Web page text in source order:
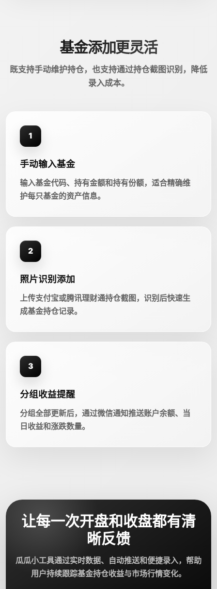
基金添加更灵活
既支持手动维护持仓，也支持通过持仓截图识别，降低
录入成本。
1
手动输入基金
输入基金代码、持有金额和持有份额，适合精确维
护每只基金的资产信息。
2
照片识别添加
上传支付宝或腾讯理财通持仓截图，识别后快速生
成基金持仓记录。
3
分组收益提醒
分组全部更新后，通过微信通知推送账户余额、当
日收益和涨跌数量。
让每一次开盘和收盘都有清
晰反馈
瓜瓜小工具通过实时数据、自动推送和便捷录入，帮助
用户持续跟踪基金持仓收益与市场行情变化。